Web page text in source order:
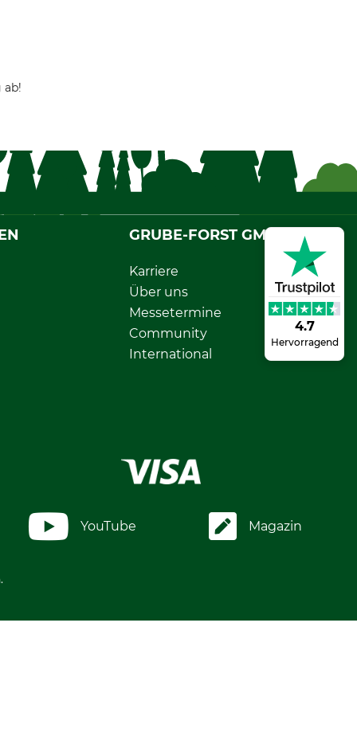
4.7
Hervorragend
ab!
GRUBE-FORST GMBH
Karriere
Über uns
Messetermine
Community
International
YouTube Magazin